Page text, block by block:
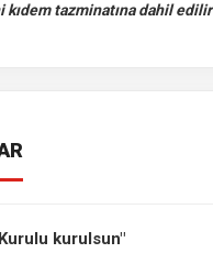
kıdem tazminatına dahil edilir
kurulsun"